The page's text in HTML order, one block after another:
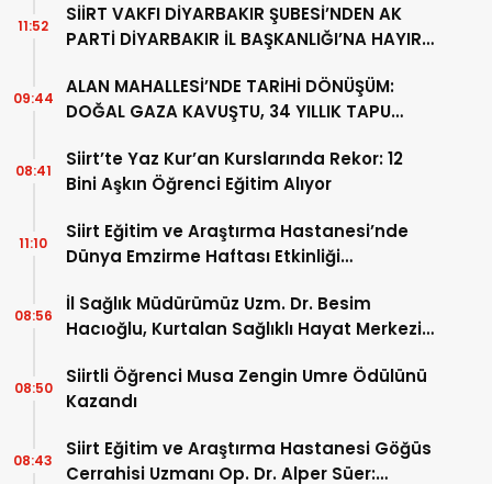
SİİRT VAKFI DİYARBAKIR ŞUBESİ’NDEN AK
PARTİ DİYARBAKIR İL BAŞKANLIĞI’NA HAYIRLI
11:52
ALAN MAHALLESİ’NDE TARİHİ DÖNÜŞÜM:
DOĞAL GAZA KAVUŞTU, 34 YILLIK TAPU
09:44
Siirt’te Yaz Kur’an Kurslarında Rekor: 12
Bini Aşkın Öğrenci Eğitim Alıyor
08:41
Siirt Eğitim ve Araştırma Hastanesi’nde
Dünya Emzirme Haftası Etkinliği
11:10
İl Sağlık Müdürümüz Uzm. Dr. Besim
Hacıoğlu, Kurtalan Sağlıklı Hayat Merkezini
08:56
Siirtli Öğrenci Musa Zengin Umre Ödülünü
Kazandı
08:50
Siirt Eğitim ve Araştırma Hastanesi Göğüs
Cerrahisi Uzmanı Op. Dr. Alper Süer:
08:43